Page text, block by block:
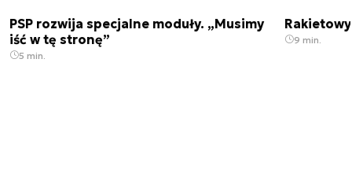
PSP rozwija specjalne moduły. „Musimy
iść w tę stronę”
5 min.
9 min.